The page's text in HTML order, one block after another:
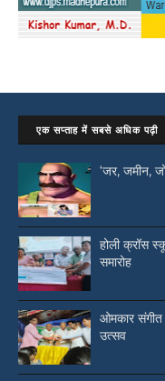
एक सप्ताह में सबसे अधिक पढ़ी
‘जर, जमीन,
होली क्रॉस
समारोह
ओमकार संगीत
उत्सव